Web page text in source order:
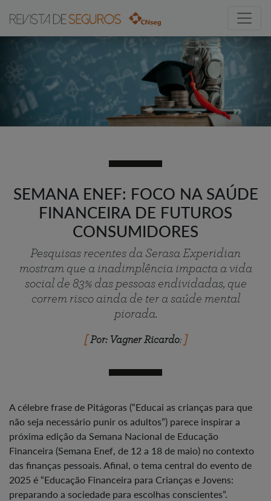
SEMANA ENEF: FOCO NA SAÚDE
FINANCEIRA DE FUTUROS
CONSUMIDORES
Pesquisas recentes da Serasa Experidian
mostram que a inadimplência impacta a vida
social de 83% das pessoas endividadas, que
correm risco ainda de ter a saúde mental
piorada.
Por: Vagner Ricardo:
A célebre frase de Pitágoras (“Educai as crianças para que
não seja necessário punir os adultos”) parece inspirar a
próxima edição da Semana Nacional de Educação
Financeira (Semana Enef, de 12 a 18 de maio) no contexto
das finanças pessoais. Afinal, o tema central do evento de
2025 é “Educação Financeira para Crianças e Jovens:
preparando a sociedade para escolhas conscientes”.